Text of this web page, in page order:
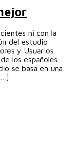
ni con la
del estudio
y Usuarios
los españoles
se basa en una